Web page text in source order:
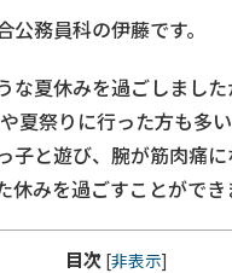
公務員科の伊藤です。
な夏休みを過ごしました
夏祭りに行った方も多
子と遊び、腕が筋肉痛
休みを過ごすことができ
目次 [非表示]